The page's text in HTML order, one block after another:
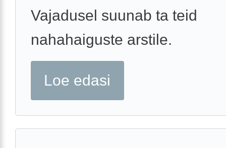
Vajadusel suunab ta teid
nahahaiguste arstile.
Loe edasi